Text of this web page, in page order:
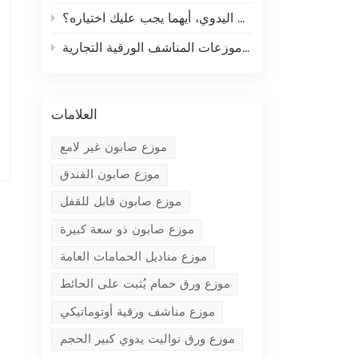
موزع الصابون الاستشعاري التلقائي مقابل موزع الصابون بالضغط اليدوي، أيهما يجب عليك اختياره؟
كيفية تقليل النفايات باستخدام موزعات المناشف الورقية التجارية
العلامات
موزع صابون غير لامع
موزع صابون الفندق
موزع صابون قابل للقفل
موزع صابون ذو سعة كبيرة
موزع مناديل الحمامات العامة
موزع ورق حمام يُثبت على الحائط
موزع مناشف ورقية أوتوماتيكي
موزع ورق تواليت يدوي كبير الحجم